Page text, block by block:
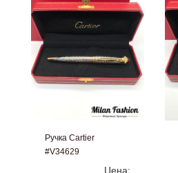
Ручка Cartier
#V34629
Цена: